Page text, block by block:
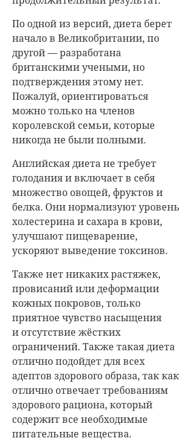
По одной из версий, диета берет
начало в Великобритании, по
другой — разработана
британскими учеными, но
подтверждения этому нет.
Пожалуй, ориентироваться
можно только на членов
королевской семьи, которые
никогда не были полными.
Английская диета не требует
голодания и включает в себя
множество овощей, фруктов и
белка. Они нормализуют уровень
холестерина и сахара в крови,
улучшают пищеварение,
ускоряют выведение токсинов.
Также нет никаких растяжек,
провисаний или деформации
кожных покровов, только
приятное чувство насыщения
и отсутствие жёстких
ограничений. Также такая диета
отлично подойдет для всех
адептов здорового образа, так как
отлично отвечает требованиям
здорового рациона, который
содержит все необходимые
питательные вещества.